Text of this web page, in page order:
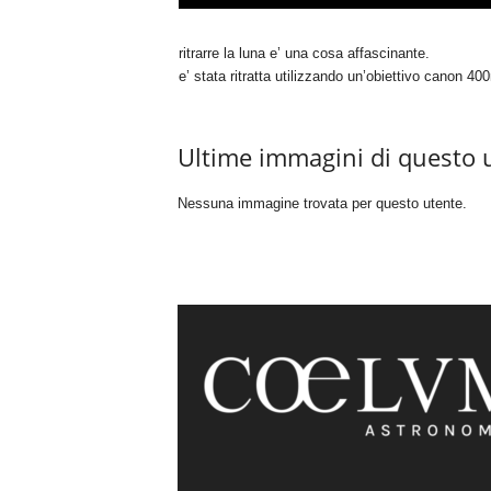
ritrarre la luna e’ una cosa affascinante.
e’ stata ritratta utilizzando un’obiettivo canon
Ultime immagini di questo
Nessuna immagine trovata per questo utente.